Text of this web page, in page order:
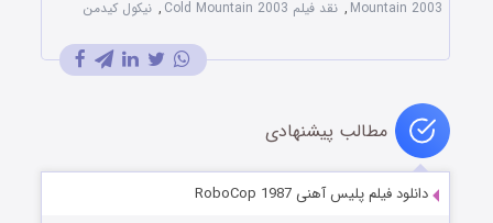
Mountain 2003
, نقد فیلم Cold Mountain 2003 , نیکول کیدمن
مطالب پیشنهادی
دانلود فیلم پلیس آهنی RoboCop 1987